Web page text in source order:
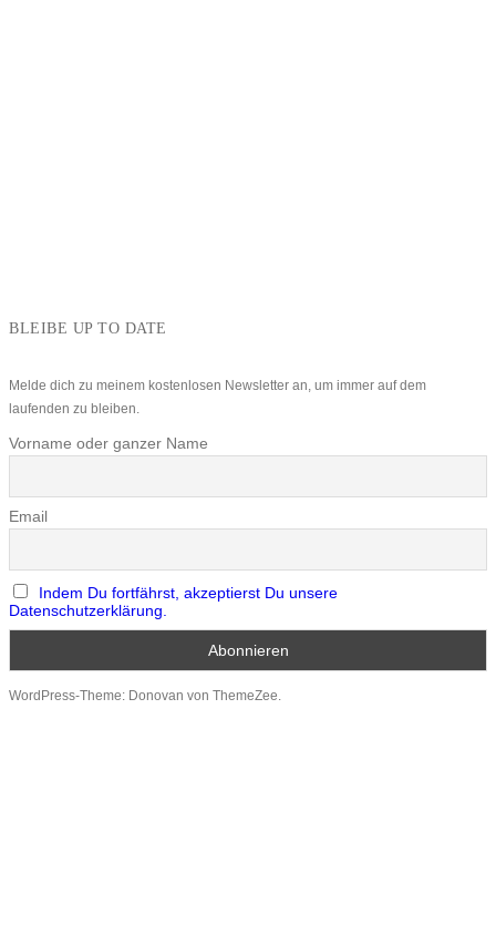
BLEIBE UP TO DATE
Melde dich zu meinem kostenlosen Newsletter an, um immer auf dem
laufenden zu bleiben.
Vorname oder ganzer Name
Email
Indem Du fortfährst, akzeptierst Du unsere
Datenschutzerklärung.
WordPress-Theme: Donovan von ThemeZee.